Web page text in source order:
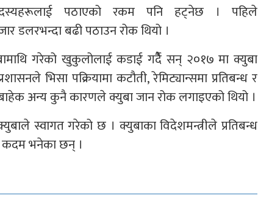
पठाएको रकम पनि हट्नेछ । पहिले
डलरभन्दा बढी पठाउन रोक थियो ।
गरेको खुकुलोलाई कडाई गर्दैै सन् २०१७ मा क्युबा
भिसा पक्रियामा कटौती, रेमिट्यान्समा प्रतिबन्ध र
अन्य कुनै कारणले क्युबा जान रोक लगाइएको थियो ।
स्वागत गरेको छ । क्युबाका विदेशमन्त्रीले प्रतिबन्ध
कदम भनेका छन् ।